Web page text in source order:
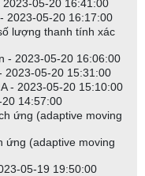
05-20 16:41:00
2023-05-20 16:17:00
lượng thanh tính xác
- 2023-05-20 16:06:00
2023-05-20 15:31:00
- 2023-05-20 15:10:00
14:57:00
ứng (adaptive moving
ứng (adaptive moving
05-19 19:50:00